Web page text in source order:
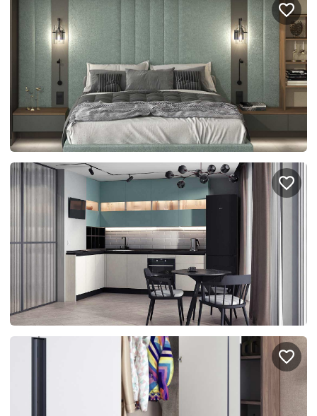
Правовая информация Поддержка сайта